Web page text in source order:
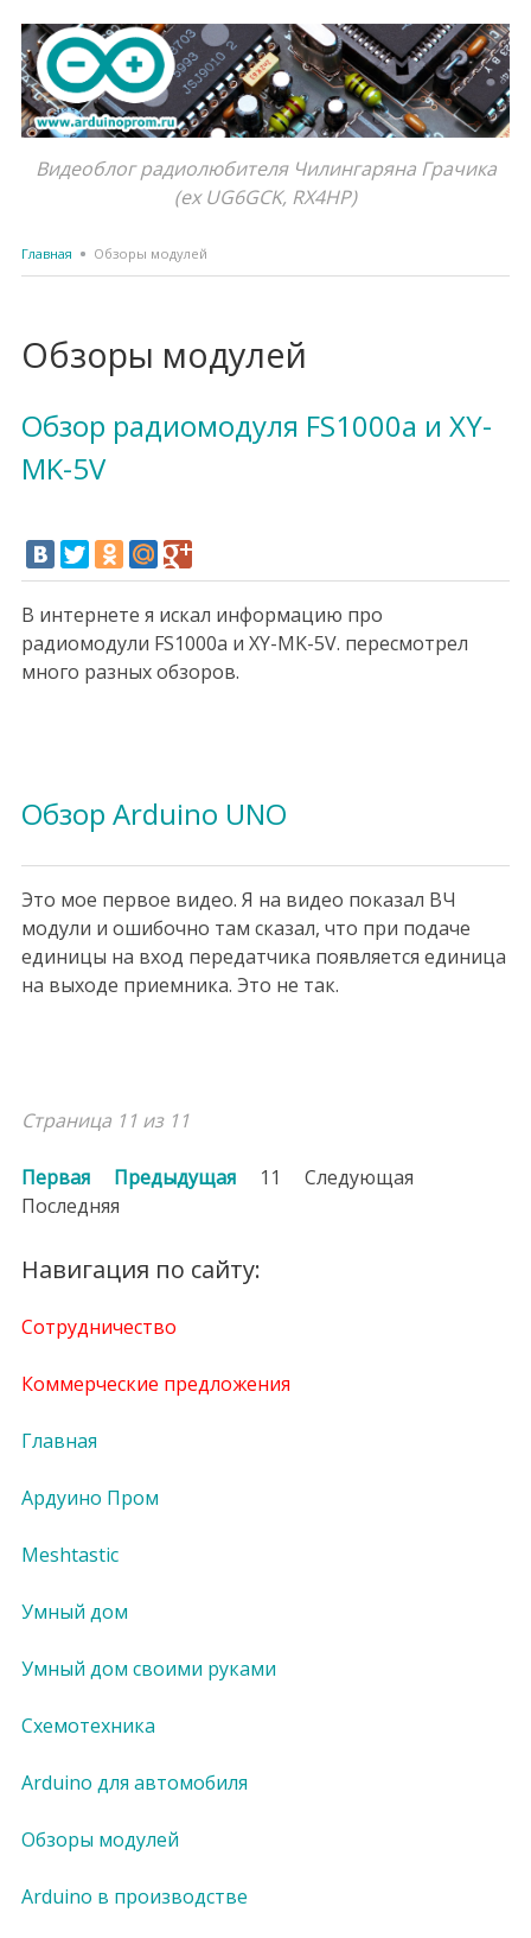
Видеоблог радиолюбителя Чилингаряна Грачика
(ex UG6GCK, RX4HP)
Главная Обзоры модулей
Обзоры модулей
Обзор радиомодуля FS1000a и XY-
MK-5V
В интернете я искал информацию про
радиомодули FS1000a и XY-MK-5V. пересмотрел
много разных обзоров.
Обзор Arduino UNO
Это мое первое видео. Я на видео показал ВЧ
модули и ошибочно там сказал, что при подаче
единицы на вход передатчика появляется единица
на выходе приемника. Это не так.
Страница 11 из 11
Первая Предыдущая 11
Следующая
Последняя
Навигация по сайту:
Сотрудничество
Коммерческие предложения
Главная
Ардуино Пром
Meshtastic
Умный дом
Умный дом своими руками
Схемотехника
Arduino для автомобиля
Обзоры модулей
Arduino в производстве